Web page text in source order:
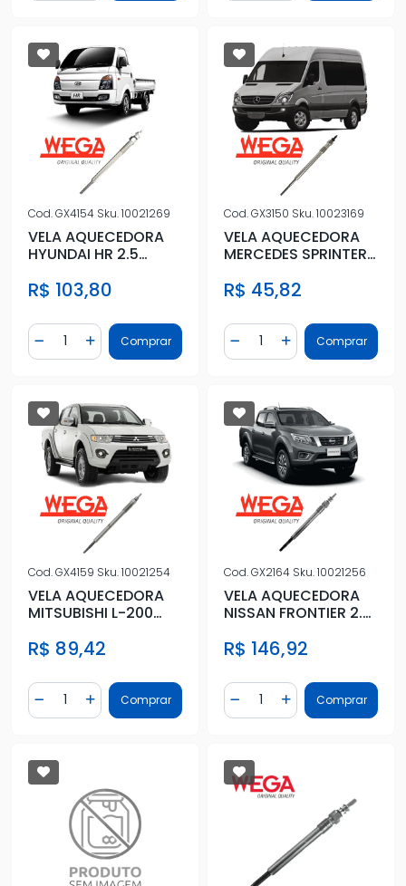
Cod.GX4154 Sku.10021269
VELA AQUECEDORA
HYUNDAI HR 2.5
R$ 103,80
Diminuir Quantidade
Quantidade
Adicionar Quantidade
Comprar
Cod.GX3150 Sku.10023169
VELA AQUECEDORA
MERCEDES SPRINTER
R$ 45,82
Diminuir Quantidade
Quantidade
AdicionarComprar
Cod.GX4159 Sku.10021254
VELA AQUECEDORA
MITSUBISHI L-200
DIANTE
R$ 89,42
Diminuir Quantidade
Quantidade
Adicionar Quantidade
Comprar
Cod.GX2164 Sku.10021256
VELA AQUECEDORA
NISSAN FRONTIER 2.3
R$ 146,92
Diminuir Quantidade
Quantidade
AdicionarComprar